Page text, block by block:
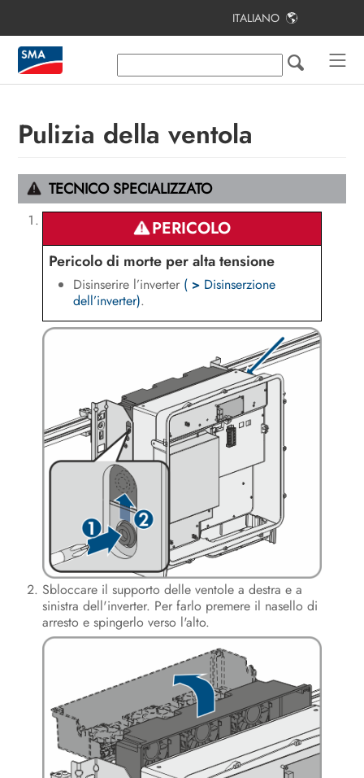
ITALIANO
Pulizia della ventola
TECNICO SPECIALIZZATO
PERICOLO
Pericolo di morte per alta tensione
Disinserire l’inverter ( > Disinserzione
dell’inverter).
Sbloccare il supporto delle ventole a destra e a
sinistra dell'inverter. Per farlo premere il nasello di
arresto e spingerlo verso l'alto.
Indice
Note relative al presente documento
Contenuto della fornitura
Ulteriori materiali e strumenti
richiesti
Panoramica del prodotto
Montaggio e preparazione al
collegamento
Collegamento elettrico
Disinserzione dell’inverter
Pulizia del prodotto
Ricerca degli errori
Messa fuori servizio dell’inverter
Procedura alla ricezione di un
apparecchio sostitutivo
Dati tecnici
Dichiarazione di conformità UE